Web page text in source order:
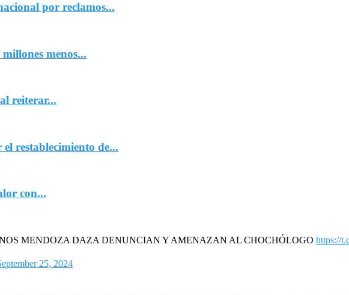
por reclamos...
menos...
reiterar...
restablecimiento de...
con...
MENDOZA DAZA DENUNCIAN Y AMENAZAN AL CHOCHÓLOGO https://
25, 2024